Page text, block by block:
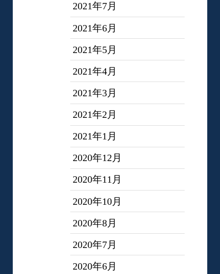
2021年7月
2021年6月
2021年5月
2021年4月
2021年3月
2021年2月
2021年1月
2020年12月
2020年11月
2020年10月
2020年8月
2020年7月
2020年6月